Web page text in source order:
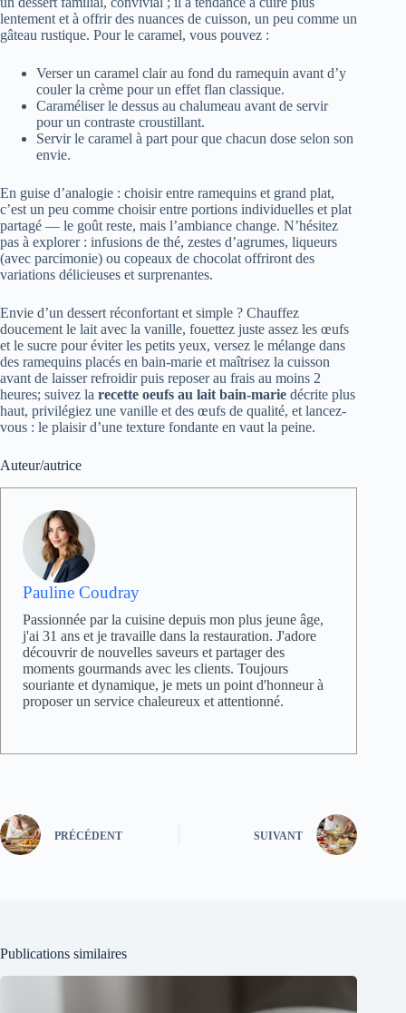
lentement et à offrir des nuances de cuisson, un peu comme un
gâteau rustique. Pour le caramel, vous pouvez :
Verser un caramel clair au fond du ramequin avant d’y
couler la crème pour un effet flan classique.
Caraméliser le dessus au chalumeau avant de servir
pour un contraste croustillant.
Servir le caramel à part pour que chacun dose selon son
envie.
En guise d’analogie : choisir entre ramequins et grand plat,
c’est un peu comme choisir entre portions individuelles et plat
partagé — le goût reste, mais l’ambiance change. N’hésitez
pas à explorer : infusions de thé, zestes d’agrumes, liqueurs
(avec parcimonie) ou copeaux de chocolat offriront des
variations délicieuses et surprenantes.
Envie d’un dessert réconfortant et simple ? Chauffez
doucement le lait avec la vanille, fouettez juste assez les œufs
et le sucre pour éviter les petits yeux, versez le mélange dans
des ramequins placés en bain‑marie et maîtrisez la cuisson
avant de laisser refroidir puis reposer au frais au moins 2
heures; suivez la recette oeufs au lait bain-marie décrite plus
haut, privilégiez une vanille et des œufs de qualité, et lancez-
vous : le plaisir d’une texture fondante en vaut la peine.
Auteur/autrice
Pauline Coudray
Passionnée par la cuisine depuis mon plus jeune âge,
j'ai 31 ans et je travaille dans la restauration. J'adore
découvrir de nouvelles saveurs et partager des
moments gourmands avec les clients. Toujours
souriante et dynamique, je mets un point d'honneur à
proposer un service chaleureux et attentionné.
PRÉCÉDENT SUIVANT
Publications similaires